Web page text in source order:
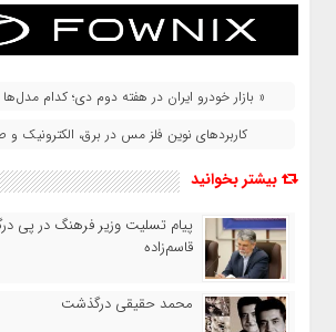
« بازار خودرو ایران در هفته دوم دی؛ کدام
کاربردهای نوین فلز مس در برق، الکترونیک و
بیشتر بخوانید
پیام تسلیت وزیر فرهنگ در پی
قاسم‌زاده
محمد حقیقی درگذشت